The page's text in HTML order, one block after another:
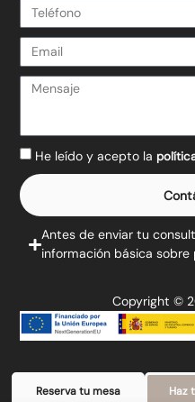
He leído y acepto la
Antes de enviar tu
información básica
Copyright ©
Reserva tu mesa Haz